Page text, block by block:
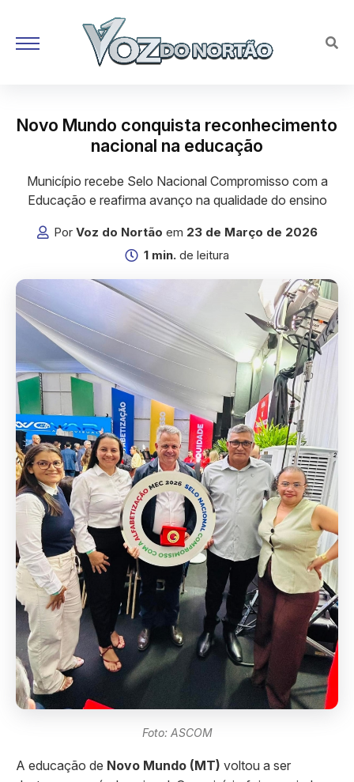
Novo Mundo conquista reconhecimento
nacional na educação
Município recebe Selo Nacional Compromisso com a
Educação e reafirma avanço na qualidade do ensino
Por Voz do Nortão em 23 de Março de 2026
1 min. de leitura
Foto: ASCOM
A educação de Novo Mundo (MT) voltou a ser